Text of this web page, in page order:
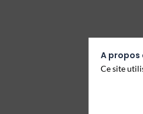
A propos
Ce site